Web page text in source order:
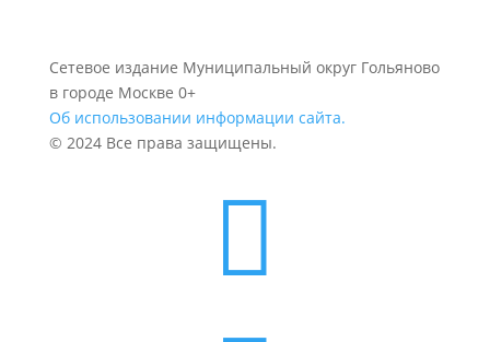
Сетевое издание Муниципальный округ Гольяново
в городе Москве 0+
Об использовании информации сайта.
© 2024 Все права защищены.
